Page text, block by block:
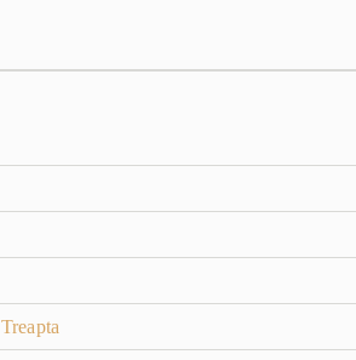
Treapta